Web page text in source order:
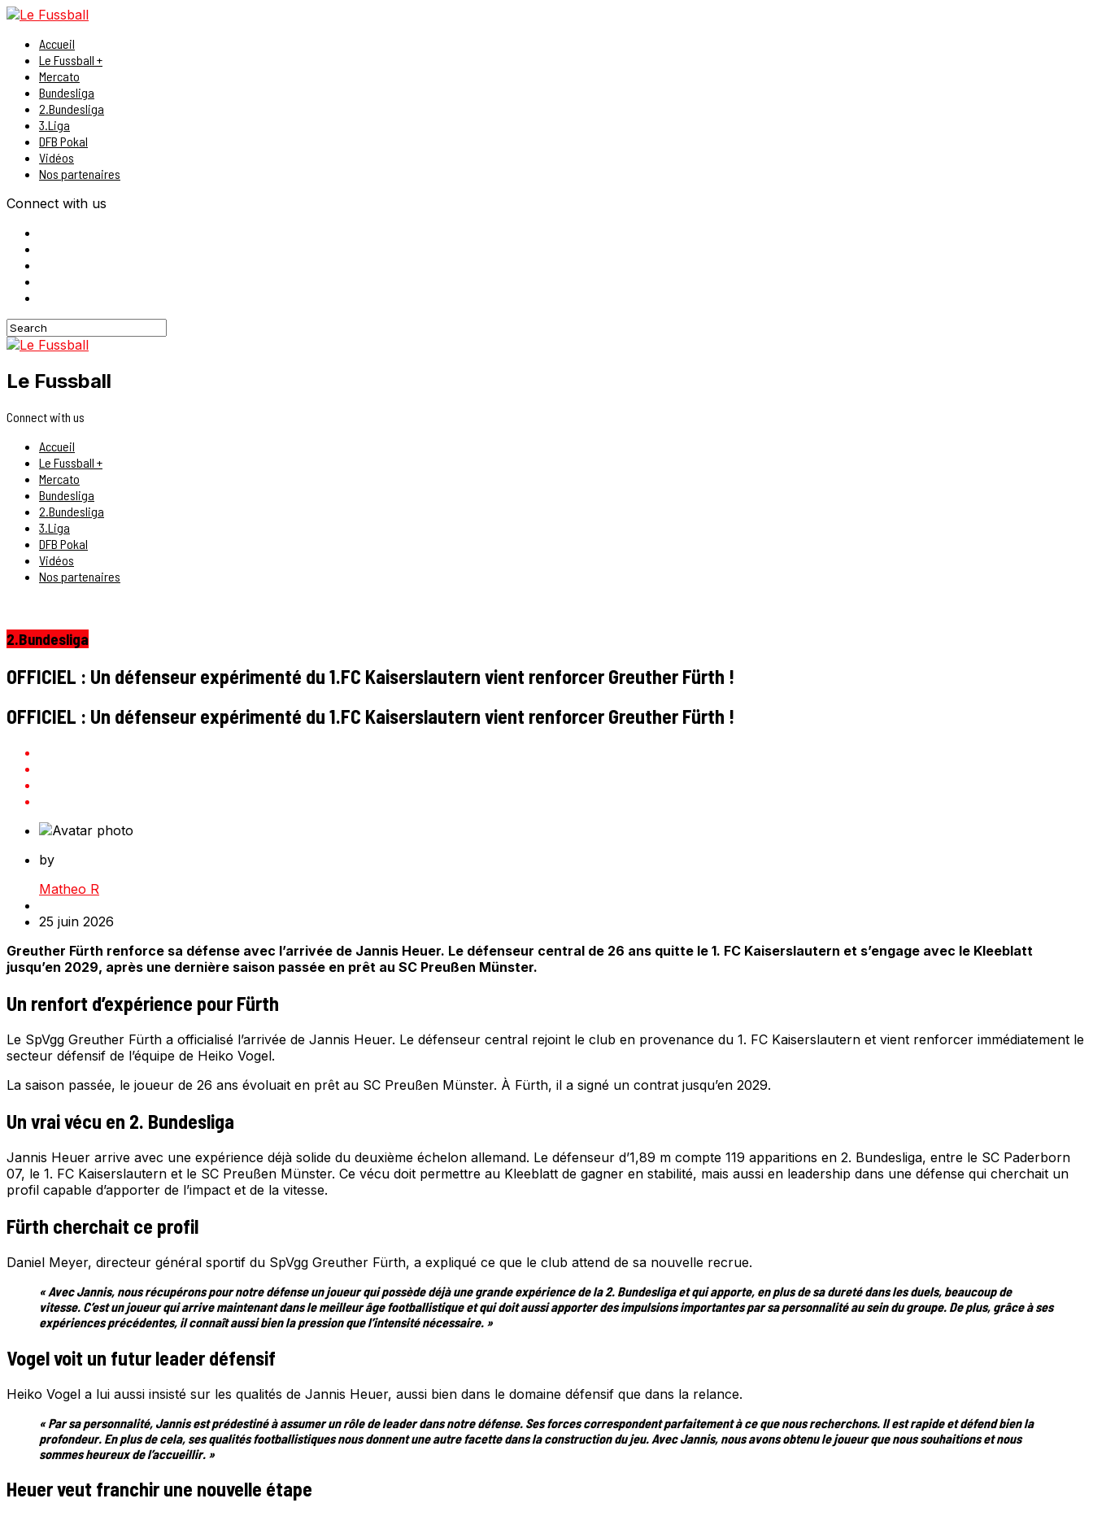
Accueil
Le Fussball +
Mercato
Bundesliga
2.Bundesliga
3.Liga
DFB Pokal
Vidéos
Nos partenaires
Connect with us
Le Fussball
Connect with us
Accueil
Le Fussball +
Mercato
Bundesliga
2.Bundesliga
3.Liga
DFB Pokal
Vidéos
Nos partenaires
2.Bundesliga
OFFICIEL : Un défenseur expérimenté du 1.FC Kaiserslautern vient renforcer Greuther Fürth !
OFFICIEL : Un défenseur expérimenté du 1.FC Kaiserslautern vient renforcer Greuther Fürth !
by
Matheo R
25 juin 2026
Greuther Fürth renforce sa défense avec l’arrivée de Jannis Heuer. Le défenseur central de 26 ans quitte le 1. FC Kaiserslautern et s’engage avec le Kleeblatt
jusqu’en 2029, après une dernière saison passée en prêt au SC Preußen Münster.
Un renfort d’expérience pour Fürth
Le SpVgg Greuther Fürth a officialisé l’arrivée de Jannis Heuer. Le défenseur central rejoint le club en provenance du 1. FC Kaiserslautern et vient renforcer immédiatement le
secteur défensif de l’équipe de Heiko Vogel.
La saison passée, le joueur de 26 ans évoluait en prêt au SC Preußen Münster. À Fürth, il a signé un contrat jusqu’en 2029.
Un vrai vécu en 2. Bundesliga
Jannis Heuer arrive avec une expérience déjà solide du deuxième échelon allemand. Le défenseur d’1,89 m compte 119 apparitions en 2. Bundesliga, entre le SC Paderborn
07, le 1. FC Kaiserslautern et le SC Preußen Münster. Ce vécu doit permettre au Kleeblatt de gagner en stabilité, mais aussi en leadership dans une défense qui cherchait un
profil capable d’apporter de l’impact et de la vitesse.
Fürth cherchait ce profil
Daniel Meyer, directeur général sportif du SpVgg Greuther Fürth, a expliqué ce que le club attend de sa nouvelle recrue.
« Avec Jannis, nous récupérons pour notre défense un joueur qui possède déjà une grande expérience de la 2. Bundesliga et qui apporte, en plus de sa dureté dans les duels, beaucoup de
vitesse. C’est un joueur qui arrive maintenant dans le meilleur âge footballistique et qui doit aussi apporter des impulsions importantes par sa personnalité au sein du groupe. De plus, grâce à ses
expériences précédentes, il connaît aussi bien la pression que l’intensité nécessaire. »
Vogel voit un futur leader défensif
Heiko Vogel a lui aussi insisté sur les qualités de Jannis Heuer, aussi bien dans le domaine défensif que dans la relance.
« Par sa personnalité, Jannis est prédestiné à assumer un rôle de leader dans notre défense. Ses forces correspondent parfaitement à ce que nous recherchons. Il est rapide et défend bien la
profondeur. En plus de cela, ses qualités footballistiques nous donnent une autre facette dans la construction du jeu. Avec Jannis, nous avons obtenu le joueur que nous souhaitions et nous
sommes heureux de l’accueillir. »
Heuer veut franchir une nouvelle étape